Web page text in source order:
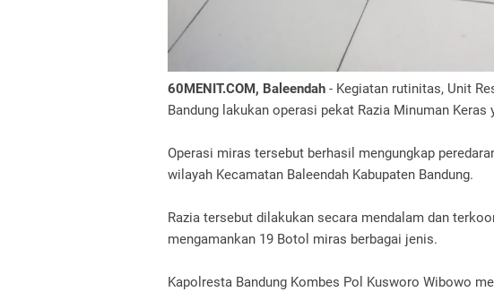
60MENIT.COM, Baleendah - Kegiatan rutinitas, Unit
Bandung lakukan operasi pekat Razia Minuman
Operasi miras tersebut berhasil mengungkap
wilayah Kecamatan Baleendah Kabupaten Bandung.
Razia tersebut dilakukan secara mendalam dan
mengamankan 19 Botol miras berbagai jenis.
Kapolresta Bandung Kombes Pol Kusworo Wibowo